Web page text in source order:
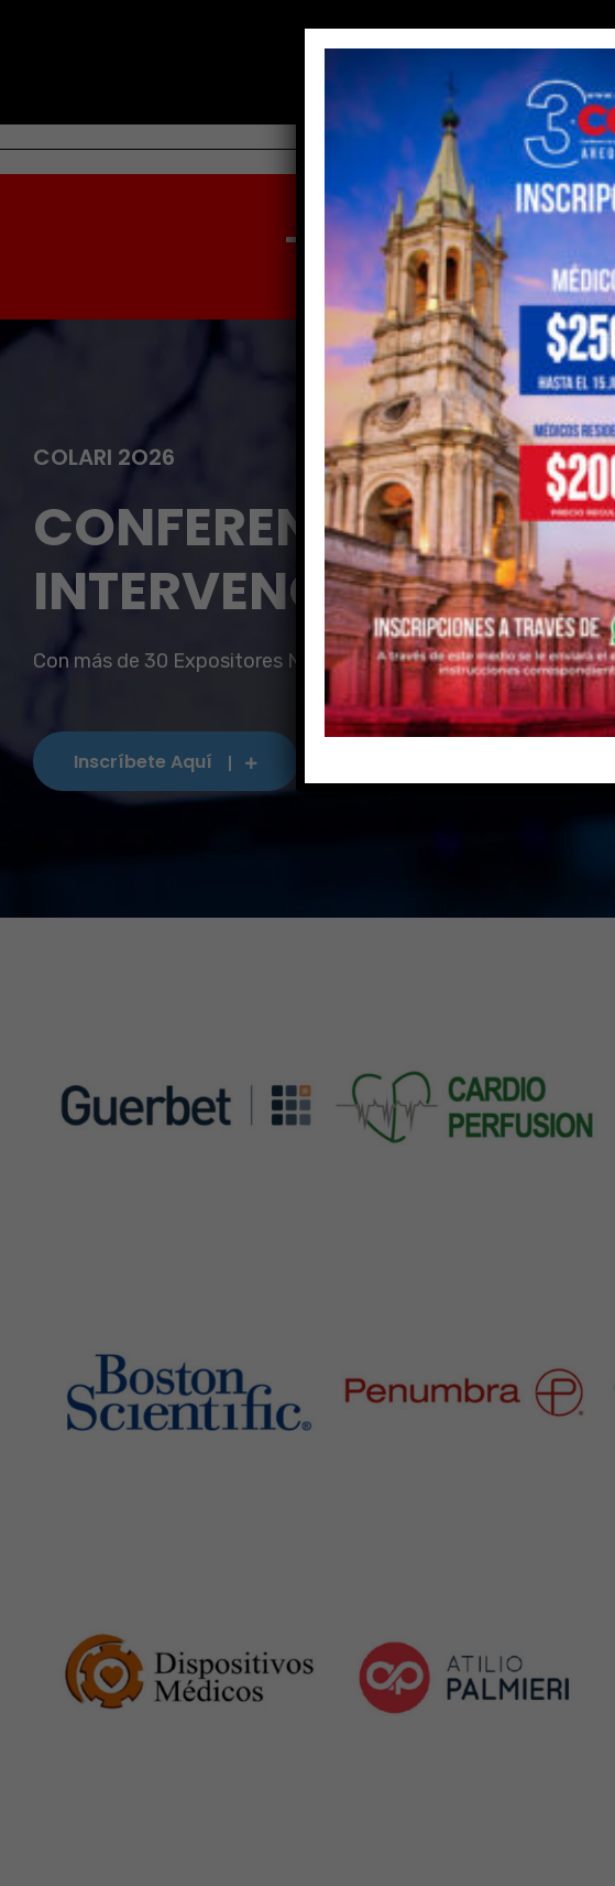
-1 DÍAS /-16
COLARI 2O26
CONFERENCIA
INTERVENCIONISTA
Con más de 30 Expositores Nacionales e Internacionales.
Inscríbete Aquí